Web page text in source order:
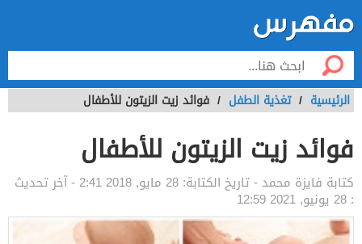
الرئيسية / تغذية الطفل / فوائد زيت الزيتون للأطفال
فوائد زيت الزيتون للأطفال
كتابة فايزة محمد- تاريخ الكتابة: 28 مايو, 2018 2:41 - آخر تحديث
: 28 يونيو, 2021 12:59